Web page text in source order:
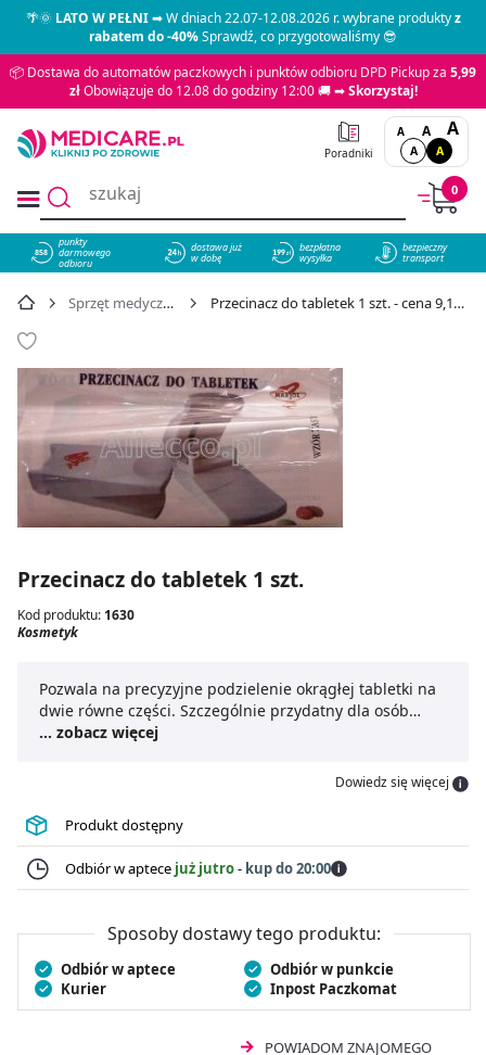
🌴🌞LATO W PEŁNI➡ W dniach 22.07-12.08.2026 r. wybrane produktyz
rabatem do -40%Sprawdź, co przygotowaliśmy 😎
📦 Dostawa do automatów paczkowych i punktów odbioru DPD Pickup za 5,99
złObowiązuje do 12.08 do godziny 12:00 🚚 ➡Skorzystaj!
Poradniki
A A A
A A
0
858
punkty
darmowego
odbioru
dostawa już
w dobę
bezpłatna
wysyłka
bezpieczny
transport
Sprzęt medyczny Przecinacz do tabletek 1 szt. - cena 9,19 zł
Przecinacz do tabletek 1 szt.
Kod produktu: 1630
Kosmetyk
Pozwala na precyzyjne podzielenie okrągłej tabletki na
dwie równe części. Szczególnie przydatny dla osób
mający trudności manulane, osób starszych.
... zobacz więcej
Dowiedz się więcej
Produkt dostępny
Odbiór w aptece już jutro- kup do 20:00
Sposoby dostawy tego produktu:
Odbiór w aptece
Odbiór w punkcie
Kurier
Inpost Paczkomat
POWIADOM ZNAJOMEGO